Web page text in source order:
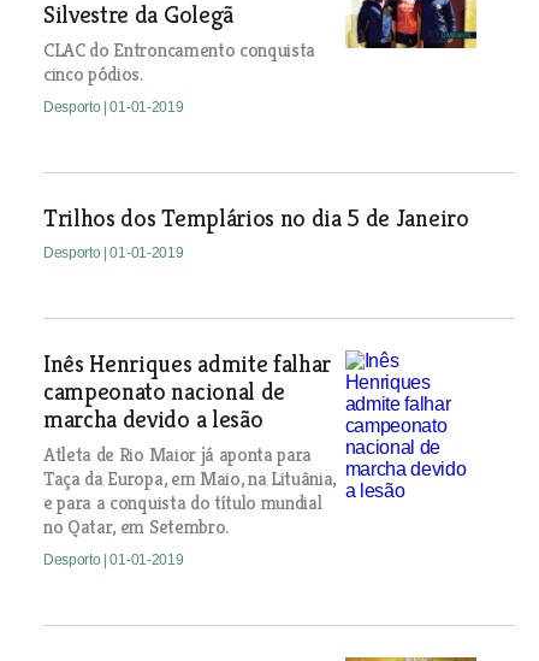
Silvestre da Golegã
CLAC do Entroncamento conquista
cinco pódios.
Desporto | 01-01-2019
Trilhos dos Templários no dia 5 de Janeiro
Desporto | 01-01-2019
Inês Henriques admite falhar
campeonato nacional de
marcha devido a lesão
Atleta de Rio Maior já aponta para
Taça da Europa, em Maio, na Lituânia,
e para a conquista do título mundial
no Qatar, em Setembro.
Desporto | 01-01-2019